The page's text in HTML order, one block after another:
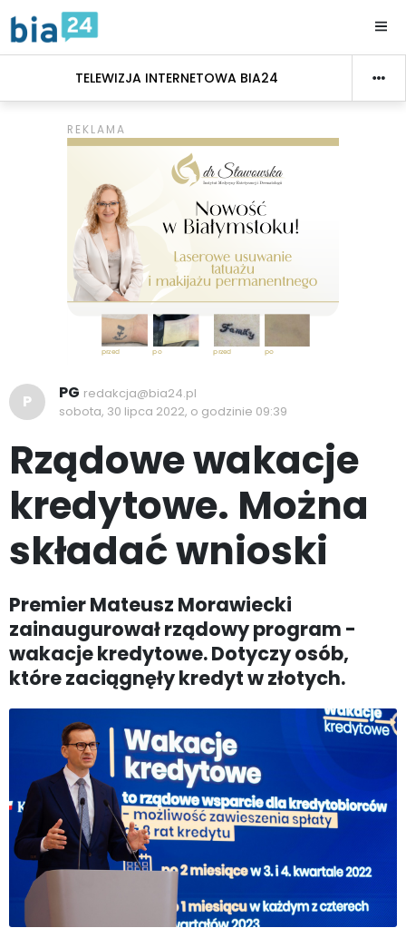
TELEWIZJA INTERNETOWA BIA24
P PG redakcja@bia24.pl
sobota, 30 lipca 2022, o godzinie 09:39
Rządowe wakacje
kredytowe. Można
składać wnioski
Premier Mateusz Morawiecki
zainaugurował rządowy program -
wakacje kredytowe. Dotyczy osób,
które zaciągnęły kredyt w złotych.